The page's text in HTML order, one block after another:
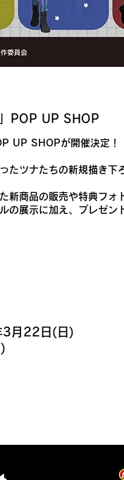
POP UP SHOP
UP SHOPが開催決定！
たツナたちの新規描き下
新商品の販売や特典フォ
の展示に加え、プレゼン
月22日(日)